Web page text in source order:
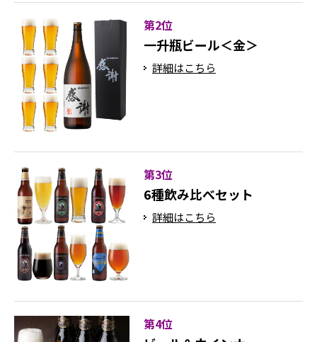
第2位
一升瓶ビール＜金＞
詳細はこちら
第3位
6種飲み比べセット
詳細はこちら
第4位